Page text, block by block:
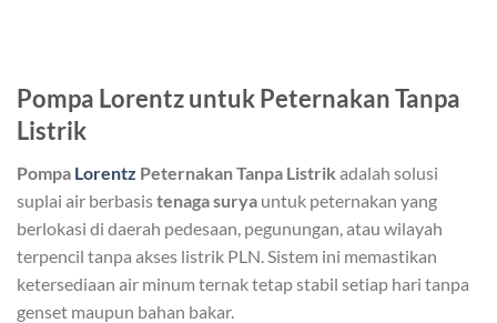
Pompa Lorentz untuk Peternakan Tanpa
Listrik
Pompa Lorentz Peternakan Tanpa Listrik adalah solusi
suplai air berbasistenaga surya untuk peternakan yang
berlokasi di daerah pedesaan, pegunungan, atau wilayah
terpencil tanpa akses listrik PLN. Sistem ini memastikan
ketersediaan air minum ternak tetap stabil setiap hari tanpa
genset maupun bahan bakar.